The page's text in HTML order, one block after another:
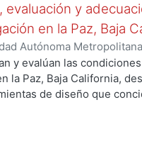
evaluación y
en la Paz, Baja
Autónoma
de Información.,1999-12
y evalúan las
la Paz, Baja California,
de diseño que